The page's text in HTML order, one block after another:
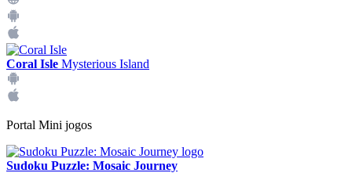
Coral Isle Mysterious Island
Portal Mini jogos
Sudoku Puzzle: Mosaic Journey